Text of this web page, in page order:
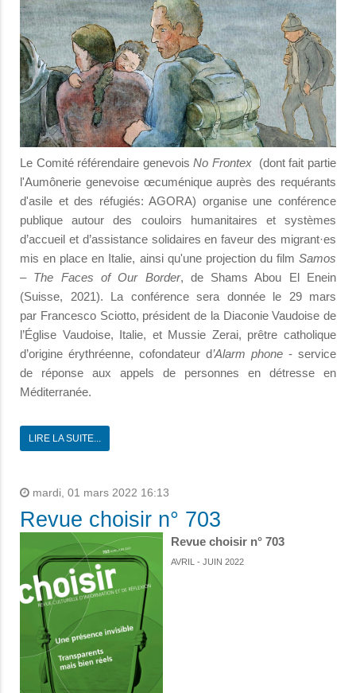
Le Comité référendaire genevoisNo Frontex(dont fait partie
l'Aumônerie genevoise œcuménique auprès des requérants
d'asile et des réfugiés: AGORA) organise une conférence
publique autour des couloirs humanitaires et systèmes
d’accueil et d’assistance solidaires en faveur des migrant·es
mis en place en Italie, ainsi qu'une projection du film Samos
– The Faces of Our Border, de Shams Abou El Enein
(Suisse, 2021). La conférence sera donnée le 29 mars
par Francesco Sciotto, président de la Diaconie Vaudoise de
l’Église Vaudoise, Italie, et Mussie Zerai, prêtre catholique
d’origine érythréenne, cofondateur d’Alarm phone - service
de réponse aux appels de personnes en détresse en
Méditerranée.
LIRE LA SUITE...
mardi, 01 mars 2022 16:13
Revue choisir n° 703
Revue choisir n° 703
AVRIL - JUIN 2022